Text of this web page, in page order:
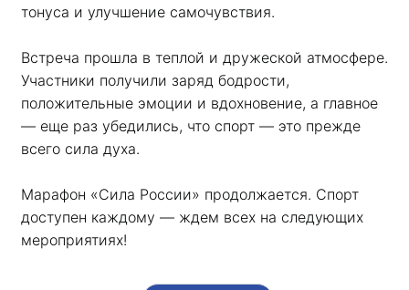
тонуса и улучшение самочувствия.
Встреча прошла в теплой и дружеской атмосфере.
Участники получили заряд бодрости,
положительные эмоции и вдохновение, а главное
— еще раз убедились, что спорт — это прежде
всего сила духа.
Марафон «Сила России» продолжается. Спорт
доступен каждому — ждем всех на следующих
мероприятиях!